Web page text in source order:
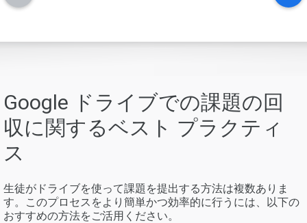
Google ドライブでの課題の回
収に関するベスト プラクティ
ス
生徒がドライブを使って課題を提出する方法は複数ありま
す。このプロセスをより簡単かつ効率的に行うには、以下の
おすすめの方法をご活用ください。